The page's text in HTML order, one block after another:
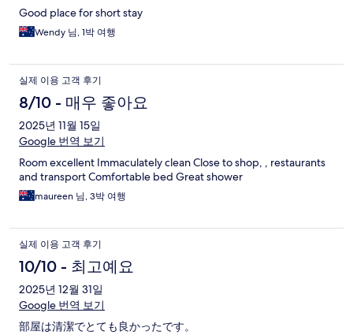
Good place for short stay
Wendy 님, 1박 여행
실제 이용 고객 후기
8/10 - 매우 좋아요
2025년 11월 15일
Google 번역 보기
Room excellent Immaculately clean Close to shop, , restaurants
and transport Comfortable bed Great shower
maureen 님, 3박 여행
실제 이용 고객 후기
10/10 - 최고예요
2025년 12월 31일
Google 번역 보기
部屋は清潔でとても良かったです。